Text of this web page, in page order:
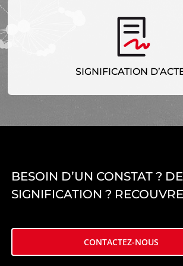
SIGNIFICATION
SIGNIFICATION
L’huissier de justice partenaire
signification de vos actes.
EN SAVOIR PLUS
BESOIN D’UN CONSTAT ?
SIGNIFICATION ?
CONTACTEZ-NOUS